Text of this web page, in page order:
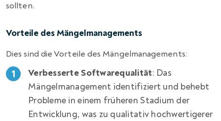
sollten.
Vorteile des Mängelmanagements
Dies sind die Vorteile des Mängelmanagements:
Verbesserte Softwarequalität: Das
Mängelmanagement identifiziert und behebt
Probleme in einem früheren Stadium der
Entwicklung, was zu qualitativ hochwertigerer